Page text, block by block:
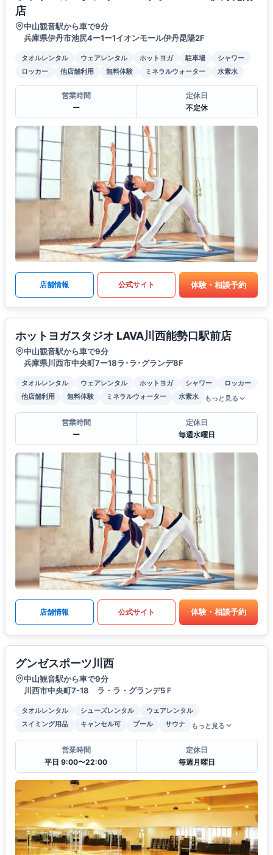
店
中山観音駅から車で9分
兵庫県伊丹市池尻4ー1ー1イオンモール伊丹昆陽2F
タオルレンタル ウェアレンタル ホットヨガ 駐車場
シャワー
ロッカー
他店舗利用 無料体験 ミネラルウォーター 水素水
営業時間
ー
定休日
不定休
店舗情報 公式サイト 体験・相談予約
ホットヨガスタジオ LAVA川西能勢口駅前店
中山観音駅から車で9分
兵庫県川西市中央町7ー18ラ･ラ･グランデ8F
タオルレンタル ウェアレンタル ホットヨガ シャワー
ロッカー
他店舗利用
無料体験 ミネラルウォーター 水素水 もっと見る
営業時間
ー
定休日
毎週水曜日
店舗情報 公式サイト 体験・相談予約
グンゼスポーツ川西
中山観音駅から車で9分
川西市中央町7-18 ラ・ラ・グランデ5Ｆ
タオルレンタル シューズレンタル
ウェアレンタル
スイミング用品
キャンセル可 プール サウナ もっと見る
営業時間
平日 9:00〜22:00
定休日
毎週月曜日